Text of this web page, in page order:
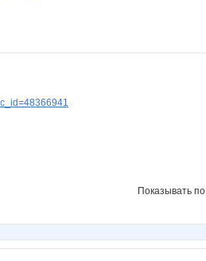
Показывать по